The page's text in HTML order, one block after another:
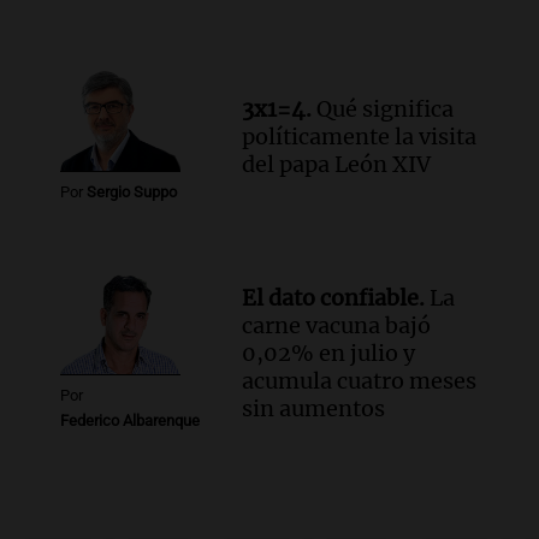
Por Sergio Suppo
3x1=4. Qué significa
políticamente la visita
del papa León XIV
Por
Federico Albarenque
El dato confiable. La
carne vacuna bajó
0,02% en julio y
acumula cuatro meses
sin aumentos